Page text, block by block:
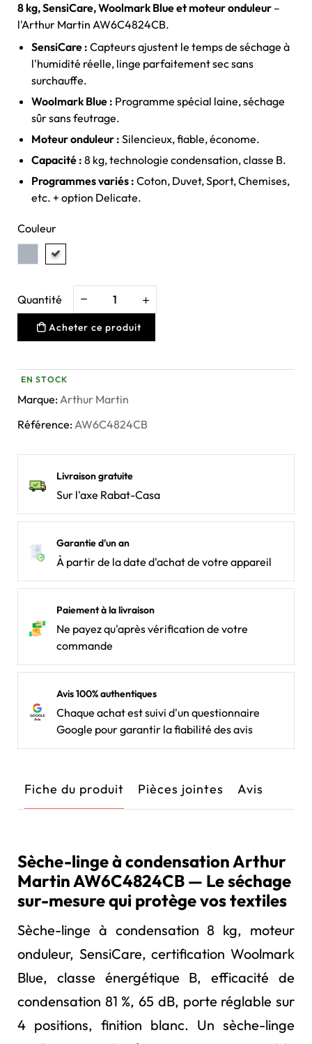
8 kg, SensiCare, Woolmark Blue et moteur onduleur –
l'Arthur Martin AW6C4824CB.
SensiCare : Capteurs ajustent le temps de séchage à
l'humidité réelle, linge parfaitement sec sans
surchauffe.
Woolmark Blue : Programme spécial laine, séchage
sûr sans feutrage.
Moteur onduleur : Silencieux, fiable, économe.
Capacité : 8 kg, technologie condensation, classe B.
Programmes variés : Coton, Duvet, Sport, Chemises,
etc. + option Delicate.
Couleur
Quantité
Acheter ce produit
EN STOCK
Marque:Arthur Martin
Référence:AW6C4824CB
Livraison gratuite
Sur l'axe Rabat-Casa
Garantie d'un an
À partir de la date d'achat de votre appareil
Paiement à la livraison
Ne payez qu'après vérification de votre
commande
Avis 100% authentiques
Chaque achat est suivi d'un questionnaire
Google pour garantir la fiabilité des avis
Fiche du produit Pièces jointes Avis
Sèche-linge à condensation Arthur
Martin AW6C4824CB — Le séchage
sur-mesure qui protège vos textiles
Sèche-linge à condensation 8 kg, moteur
onduleur, SensiCare, certification Woolmark
Blue, classe énergétique B, efficacité de
condensation 81 %, 65 dB, porte réglable sur
4 positions, finition blanc. Un sèche-linge